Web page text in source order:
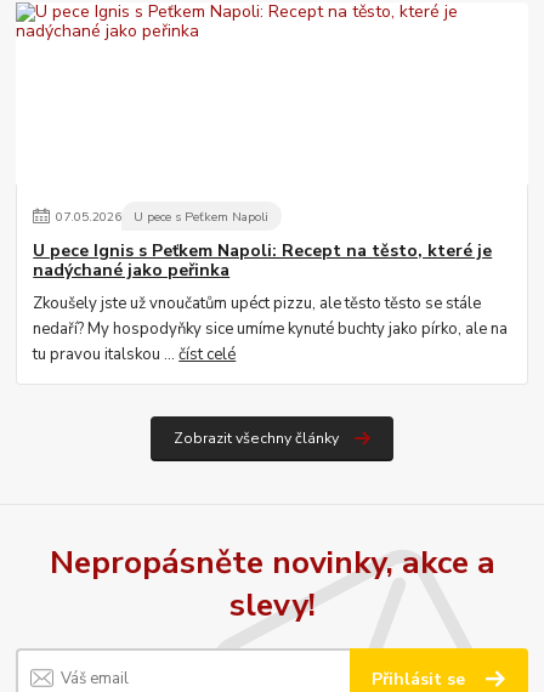
07.05.2026 U pece s Peťkem Napoli
U pece Ignis s Peťkem Napoli: Recept na těsto, které je
nadýchané jako peřinka
Zkoušely jste už vnoučatům upéct pizzu, ale těsto těsto se stále
nedaří? My hospodyňky sice umíme kynuté buchty jako pírko, ale na
tu pravou italskou ...číst celé
Zobrazit všechny články
Nepropásněte novinky, akce a
slevy!
Přihlásit se